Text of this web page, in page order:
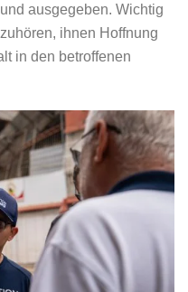
ausgegeben. Wichtig
ihnen Hoffnung
in den betroffenen